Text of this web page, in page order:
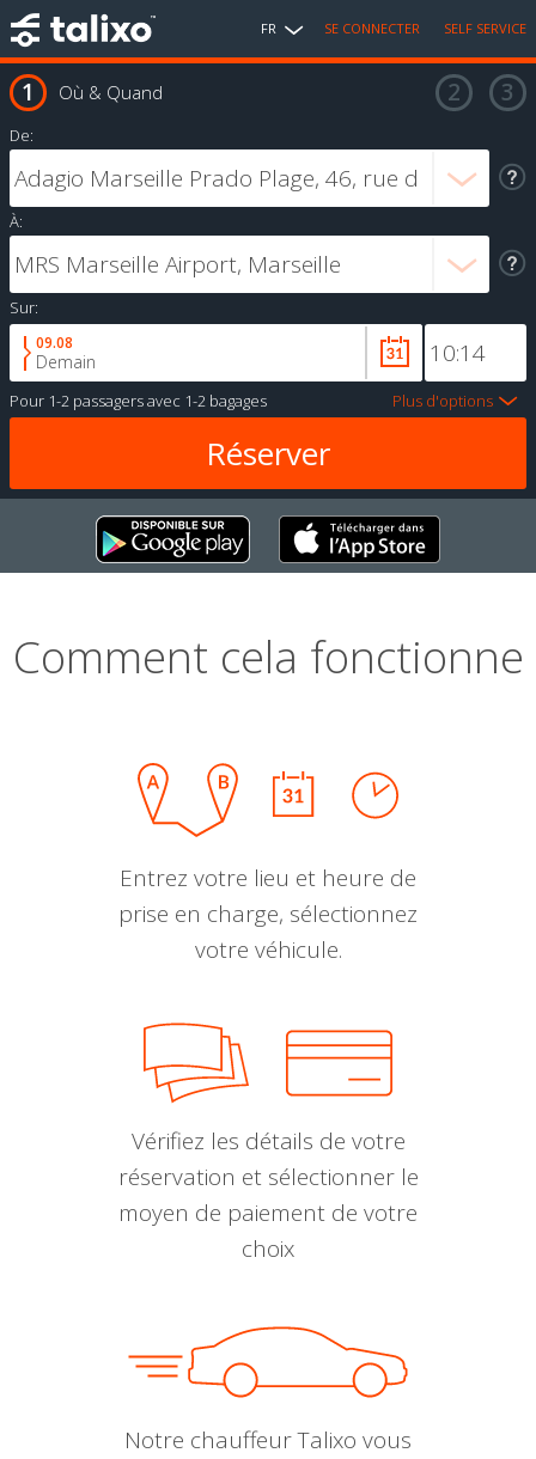
FR SE CONNECTER SELF SERVICE
Où & Quand
De:
À:
Sur:
09.08
Demain
Pour 1-2 passagersavec 1-2 bagages Plus d'options
Comment cela fonctionne
Entrez votre lieu et heure de
prise en charge, sélectionnez
votre véhicule.
Vérifiez les détails de votre
réservation et sélectionner le
moyen de paiement de votre
choix
Notre chauffeur Talixo vous